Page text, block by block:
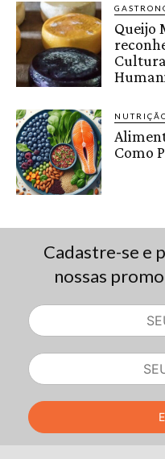
Queijo
Como
Cadastre-se e
nossas